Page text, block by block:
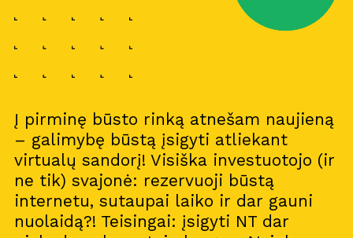
Į pirminę būsto rinką atnešam naujieną
– galimybę būstą įsigyti atliekant
virtualų sandorį! Visiška investuotojo (ir
ne tik) svajonė: rezervuoji būstą
internetu, sutaupai laiko ir dar gauni
nuolaidą?! Teisingai: įsigyti NT dar